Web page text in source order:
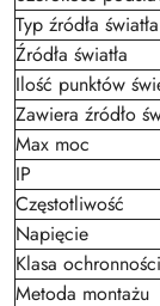
Typ źródła światła
Źródła światła
Ilość punktów
Zawiera źródło
Max moc
IP
Częstotliwość
Napięcie
Klasa ochronności
Metoda montażu